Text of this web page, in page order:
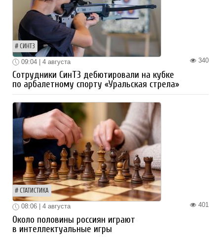
СИНТЗ
340
09:04 | 4 августа
Сотрудники СинТЗ дебютировали на кубке
по арбалетному спорту «Уральская стрела»
СТАТИСТИКА
401
08:06 | 4 августа
Около половины россиян играют
в интеллектуальные игры